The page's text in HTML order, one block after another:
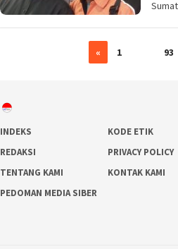
« 1 93
INDEKS KODE ETIK
REDAKSI
PRIVACY POLICY
TENTANG KAMI
KONTAK KAMI
PEDOMAN MEDIA SIBER